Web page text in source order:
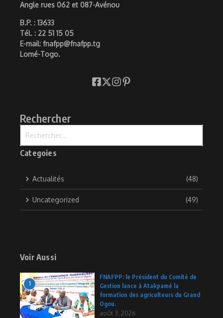
Angle rues 062 et 087-Avénou
B.P. : 13633
Tél. : 22 51 15 05
E-mail: fnafpp@fnafpp.tg
Lomé-Togo.
Rechercher
Categoies
Actualités (48)
Uncategorized (49)
Voir Aussi
1
FNAFPP: le Président du Comité de
Gestion lance à Atakpamé la
formation des agriculteurs du Grand
Ogou.
août 3, 2026